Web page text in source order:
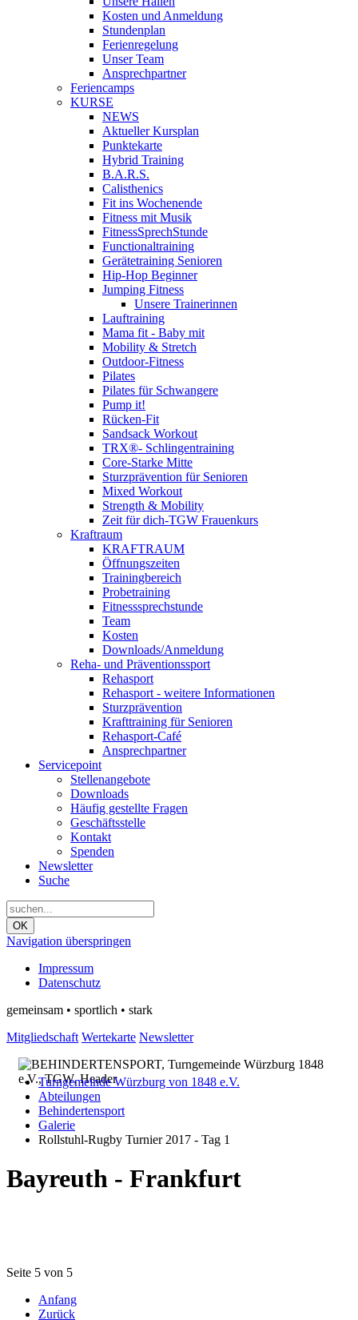
Kosten und Anmeldung
Stundenplan
Ferienregelung
Unser Team
Ansprechpartner
Feriencamps
KURSE
NEWS
Aktueller Kursplan
Punktekarte
Hybrid Training
B.A.R.S.
Calisthenics
Fit ins Wochenende
Fitness mit Musik
FitnessSprechStunde
Functionaltraining
Gerätetraining Senioren
Hip-Hop Beginner
Jumping Fitness
Unsere Trainerinnen
Lauftraining
Mama fit - Baby mit
Mobility & Stretch
Outdoor-Fitness
Pilates
Pilates für Schwangere
Pump it!
Rücken-Fit
Sandsack Workout
TRX®- Schlingentraining
Core-Starke Mitte
Sturzprävention für Senioren
Mixed Workout
Strength & Mobility
Zeit für dich-TGW Frauenkurs
Kraftraum
KRAFTRAUM
Öffnungszeiten
Trainingbereich
Probetraining
Fitnesssprechstunde
Team
Kosten
Downloads/Anmeldung
Reha- und Präventionssport
Rehasport
Rehasport - weitere Informationen
Sturzprävention
Krafttraining für Senioren
Rehasport-Café
Ansprechpartner
Servicepoint
Stellenangebote
Downloads
Häufig gestellte Fragen
Geschäftsstelle
Kontakt
Spenden
Newsletter
Suche
OK
Navigation überspringen
Impressum
Datenschutz
gemeinsam • sportlich • stark
Mitgliedschaft Wertekarte Newsletter
Turngemeinde Würzburg von 1848 e.V.
Abteilungen
Behindertensport
Galerie
Rollstuhl-Rugby Turnier 2017 - Tag 1
Bayreuth - Frankfurt
Seite 5 von 5
Anfang
Zurück